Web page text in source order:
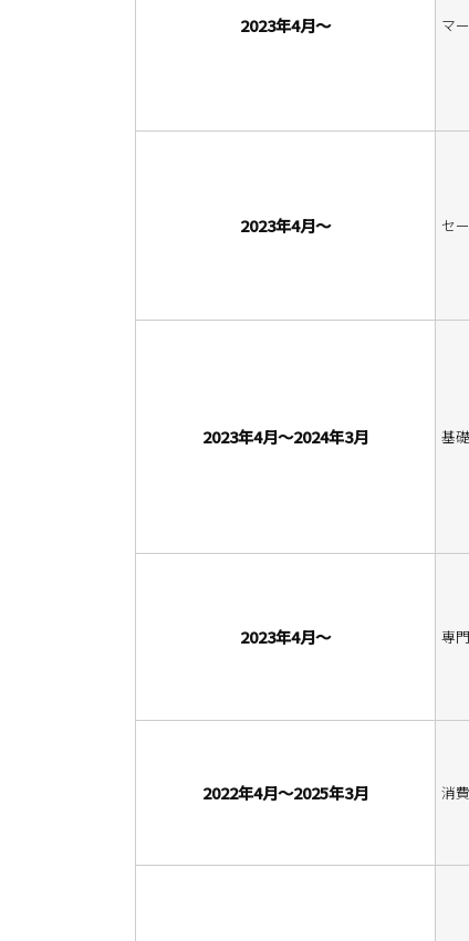
2023年4月～ マ
2023年4月～ セ
2023年4月～2024年3月 基
2023年4月～ 専
2022年4月～2025年3月 消